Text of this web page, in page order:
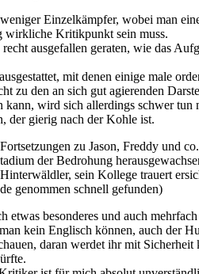
Einzelkämpfer, wobei man
wirkliche Kritikpunkt sein muss.
ausgefallen geraten, wie das
mit denen einige male
zu den an sich gut agierenden
kann, wird sich allerdings schwer
der gierig nach der Kohle ist.
zu Jason, Freddy und
der Bedrohung
sein Kollege trauert
genommen schnell gefunden)
etwas besonderes und auch
kein Englisch können, auch der
daran werdet ihr mit